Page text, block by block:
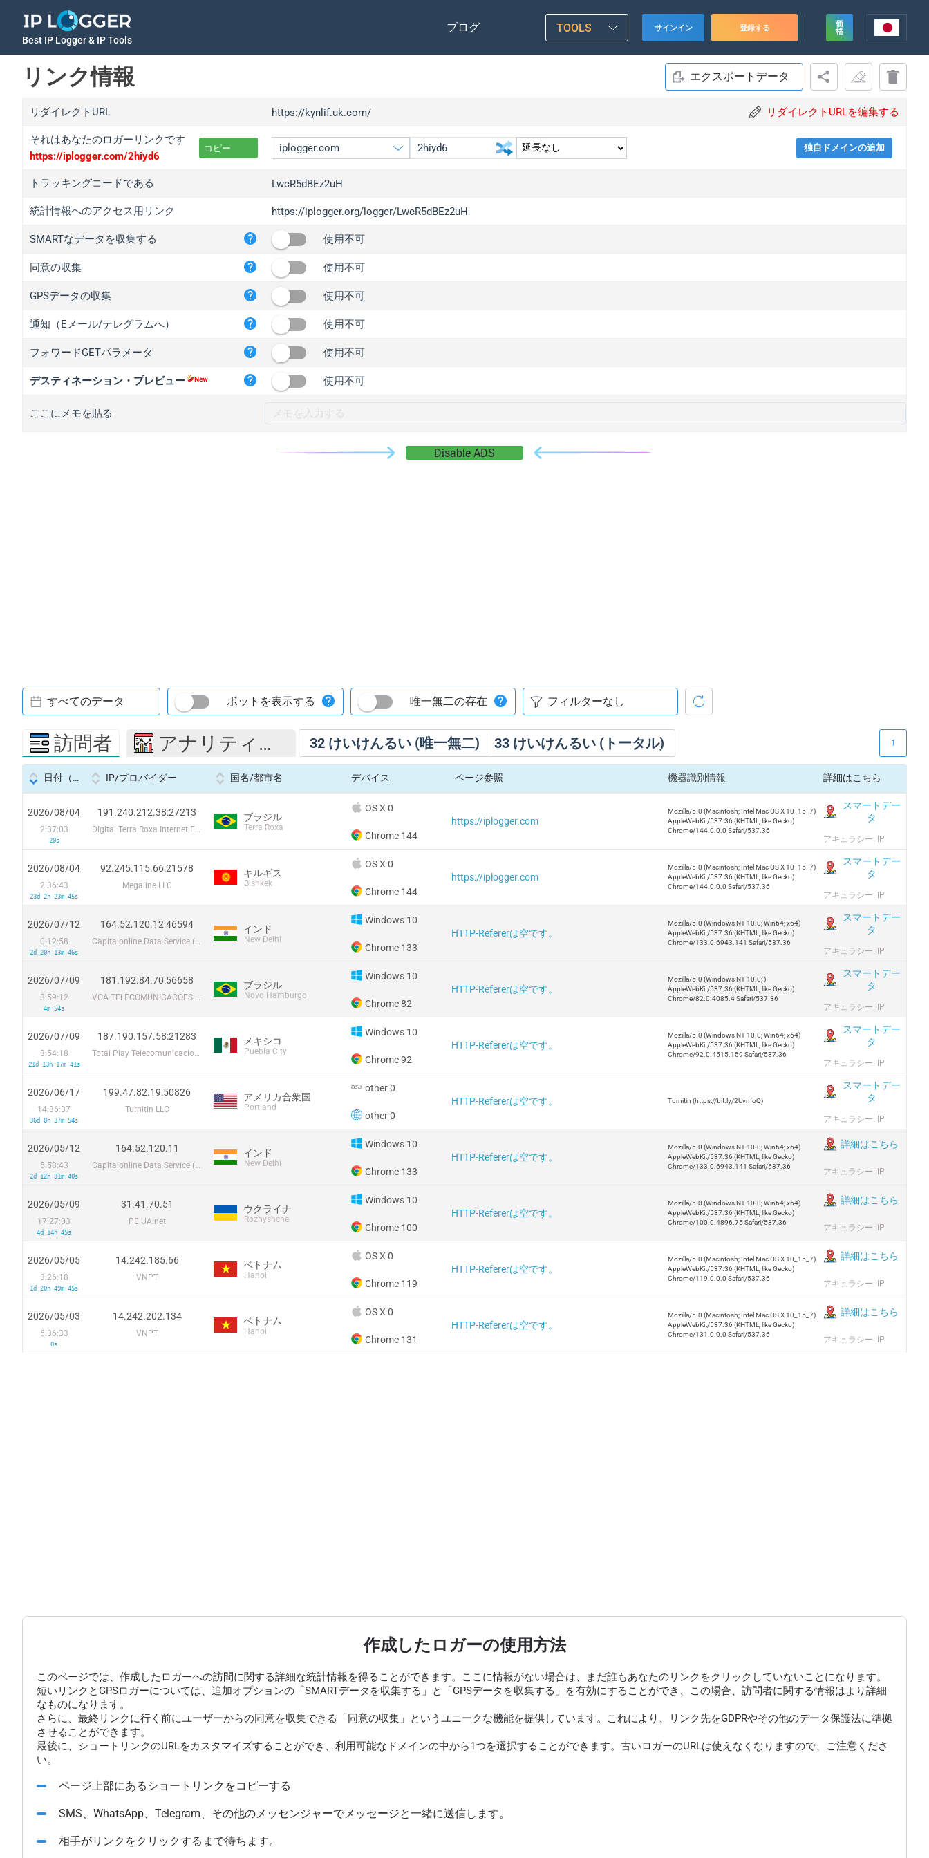
Best IP Logger & IP Tools
ブログ TOOLS サインイン 登録する
価
格
リンク情報 エクスポートデータ
リダイレクトURL https://kynlif.uk.com/ リダイレクトURLを編集する
それはあなたのロガーリンクです
https://iplogger.com/2hiyd6
コピー
iplogger.org
wl.gl
ed.tc
iplogger.com
iplogger.co
2no.co
iplogger.info
独自ドメインの追加
トラッキングコードである LwcR5dBEz2uH
統計情報へのアクセス用リンク https://iplogger.org/logger/LwcR5dBEz2uH
SMARTなデータを収集する 使用不可
同意の収集 使用不可
GPSデータの収集 使用不可
通知（Eメール/テレグラムへ） 使用不可
フォワードGETパラメータ 使用不可
デスティネーション・プレビュー 使用不可
ここにメモを貼る
Disable ADS
32 けいけんるい (唯一無二) 33 けいけんるい (トータル)
すべてのデータ ボットを表示する 唯一無二の存在
訪問者 アナリティクス 1
日付（Datetime IP/プロバイダー 国名/都市名 デバイス ページ参照 機器識別情報 詳細はこちら
2026/08/04
2:37:03
20s
191.240.212.38:27213
Digital Terra Roxa Internet Eireli
ブラジル
Terra Roxa
OS X 0
Chrome 144
https://iplogger.com
Mozilla/5.0 (Macintosh; Intel Mac OS X 10_15_7)
AppleWebKit/537.36 (KHTML, like Gecko)
Chrome/144.0.0.0 Safari/537.36
スマートデー
タ
アキュラシー: IP
2026/08/04
2:36:43
23d 2h 23m 45s
92.245.115.66:21578
Megaline LLC
キルギス
Bishkek
OS X 0
Chrome 144
https://iplogger.com
Mozilla/5.0 (Macintosh; Intel Mac OS X 10_15_7)
AppleWebKit/537.36 (KHTML, like Gecko)
Chrome/144.0.0.0 Safari/537.36
スマートデー
タ
アキュラシー: IP
2026/07/12
0:12:58
2d 20h 13m 46s
164.52.120.12:46594
Capitalonline Data Service (HK) Co
インド
New Delhi
Windows 10
Chrome 133
HTTP-Refererは空です。
Mozilla/5.0 (Windows NT 10.0; Win64; x64)
AppleWebKit/537.36 (KHTML, like Gecko)
Chrome/133.0.6943.141 Safari/537.36
スマートデー
タ
アキュラシー: IP
2026/07/09
3:59:12
4m 54s
181.192.84.70:56658
VOA TELECOMUNICACOES EIRELI - EPP
ブラジル
Novo Hamburgo
Windows 10
Chrome 82
HTTP-Refererは空です。
Mozilla/5.0 (Windows NT 10.0; )
AppleWebKit/537.36 (KHTML, like Gecko)
Chrome/82.0.4085.4 Safari/537.36
スマートデー
タ
アキュラシー: IP
2026/07/09
3:54:18
21d 13h 17m 41s
187.190.157.58:21283
Total Play Telecomunicaciones SA De CV
メキシコ
Puebla City
Windows 10
Chrome 92
HTTP-Refererは空です。
Mozilla/5.0 (Windows NT 10.0; Win64; x64)
AppleWebKit/537.36 (KHTML, like Gecko)
Chrome/92.0.4515.159 Safari/537.36
スマートデー
タ
アキュラシー: IP
2026/06/17
14:36:37
36d 8h 37m 54s
199.47.82.19:50826
Turnitin LLC
アメリカ合衆国
Portland
other 0
other 0
HTTP-Refererは空です。 Turnitin (https://bit.ly/2UvnfoQ)
スマートデー
タ
アキュラシー: IP
2026/05/12
5:58:43
2d 12h 31m 40s
164.52.120.11
Capitalonline Data Service (HK) Co
インド
New Delhi
Windows 10
Chrome 133
HTTP-Refererは空です。
Mozilla/5.0 (Windows NT 10.0; Win64; x64)
AppleWebKit/537.36 (KHTML, like Gecko)
Chrome/133.0.6943.141 Safari/537.36
詳細はこちら
アキュラシー: IP
2026/05/09
17:27:03
4d 14h 45s
31.41.70.51
PE UAinet
ウクライナ
Rozhyshche
Windows 10
Chrome 100
HTTP-Refererは空です。
Mozilla/5.0 (Windows NT 10.0; Win64; x64)
AppleWebKit/537.36 (KHTML, like Gecko)
Chrome/100.0.4896.75 Safari/537.36
詳細はこちら
アキュラシー: IP
2026/05/05
3:26:18
1d 20h 49m 45s
14.242.185.66
VNPT
ベトナム
Hanoi
OS X 0
Chrome 119
HTTP-Refererは空です。
Mozilla/5.0 (Macintosh; Intel Mac OS X 10_15_7)
AppleWebKit/537.36 (KHTML, like Gecko)
Chrome/119.0.0.0 Safari/537.36
詳細はこちら
アキュラシー: IP
2026/05/03
6:36:33
0s
14.242.202.134
VNPT
ベトナム
Hanoi
OS X 0
Chrome 131
HTTP-Refererは空です。
Mozilla/5.0 (Macintosh; Intel Mac OS X 10_15_7)
AppleWebKit/537.36 (KHTML, like Gecko)
Chrome/131.0.0.0 Safari/537.36
詳細はこちら
アキュラシー: IP
作成したロガーの使用方法
このページでは、作成したロガーへの訪問に関する詳細な統計情報を得ることができます。ここに情報がない場合は、まだ誰もあなたのリンクをクリックしていないことになります。
短いリンクとGPSロガーについては、追加オプションの「SMARTデータを収集する」と「GPSデータを収集する」を有効にすることができ、この場合、訪問者に関する情報はより詳細
なものになります。
さらに、最終リンクに行く前にユーザーからの同意を収集できる「同意の収集」というユニークな機能を提供しています。これにより、リンク先をGDPRやその他のデータ保護法に準拠
させることができます。
最後に、ショートリンクのURLをカスタマイズすることができ、利用可能なドメインの中から1つを選択することができます。古いロガーのURLは使えなくなりますので、ご注意くださ
い。
ページ上部にあるショートリンクをコピーする
SMS、WhatsApp、Telegram、その他のメッセンジャーでメッセージと一緒に送信します。
相手がリンクをクリックするまで待ちます。